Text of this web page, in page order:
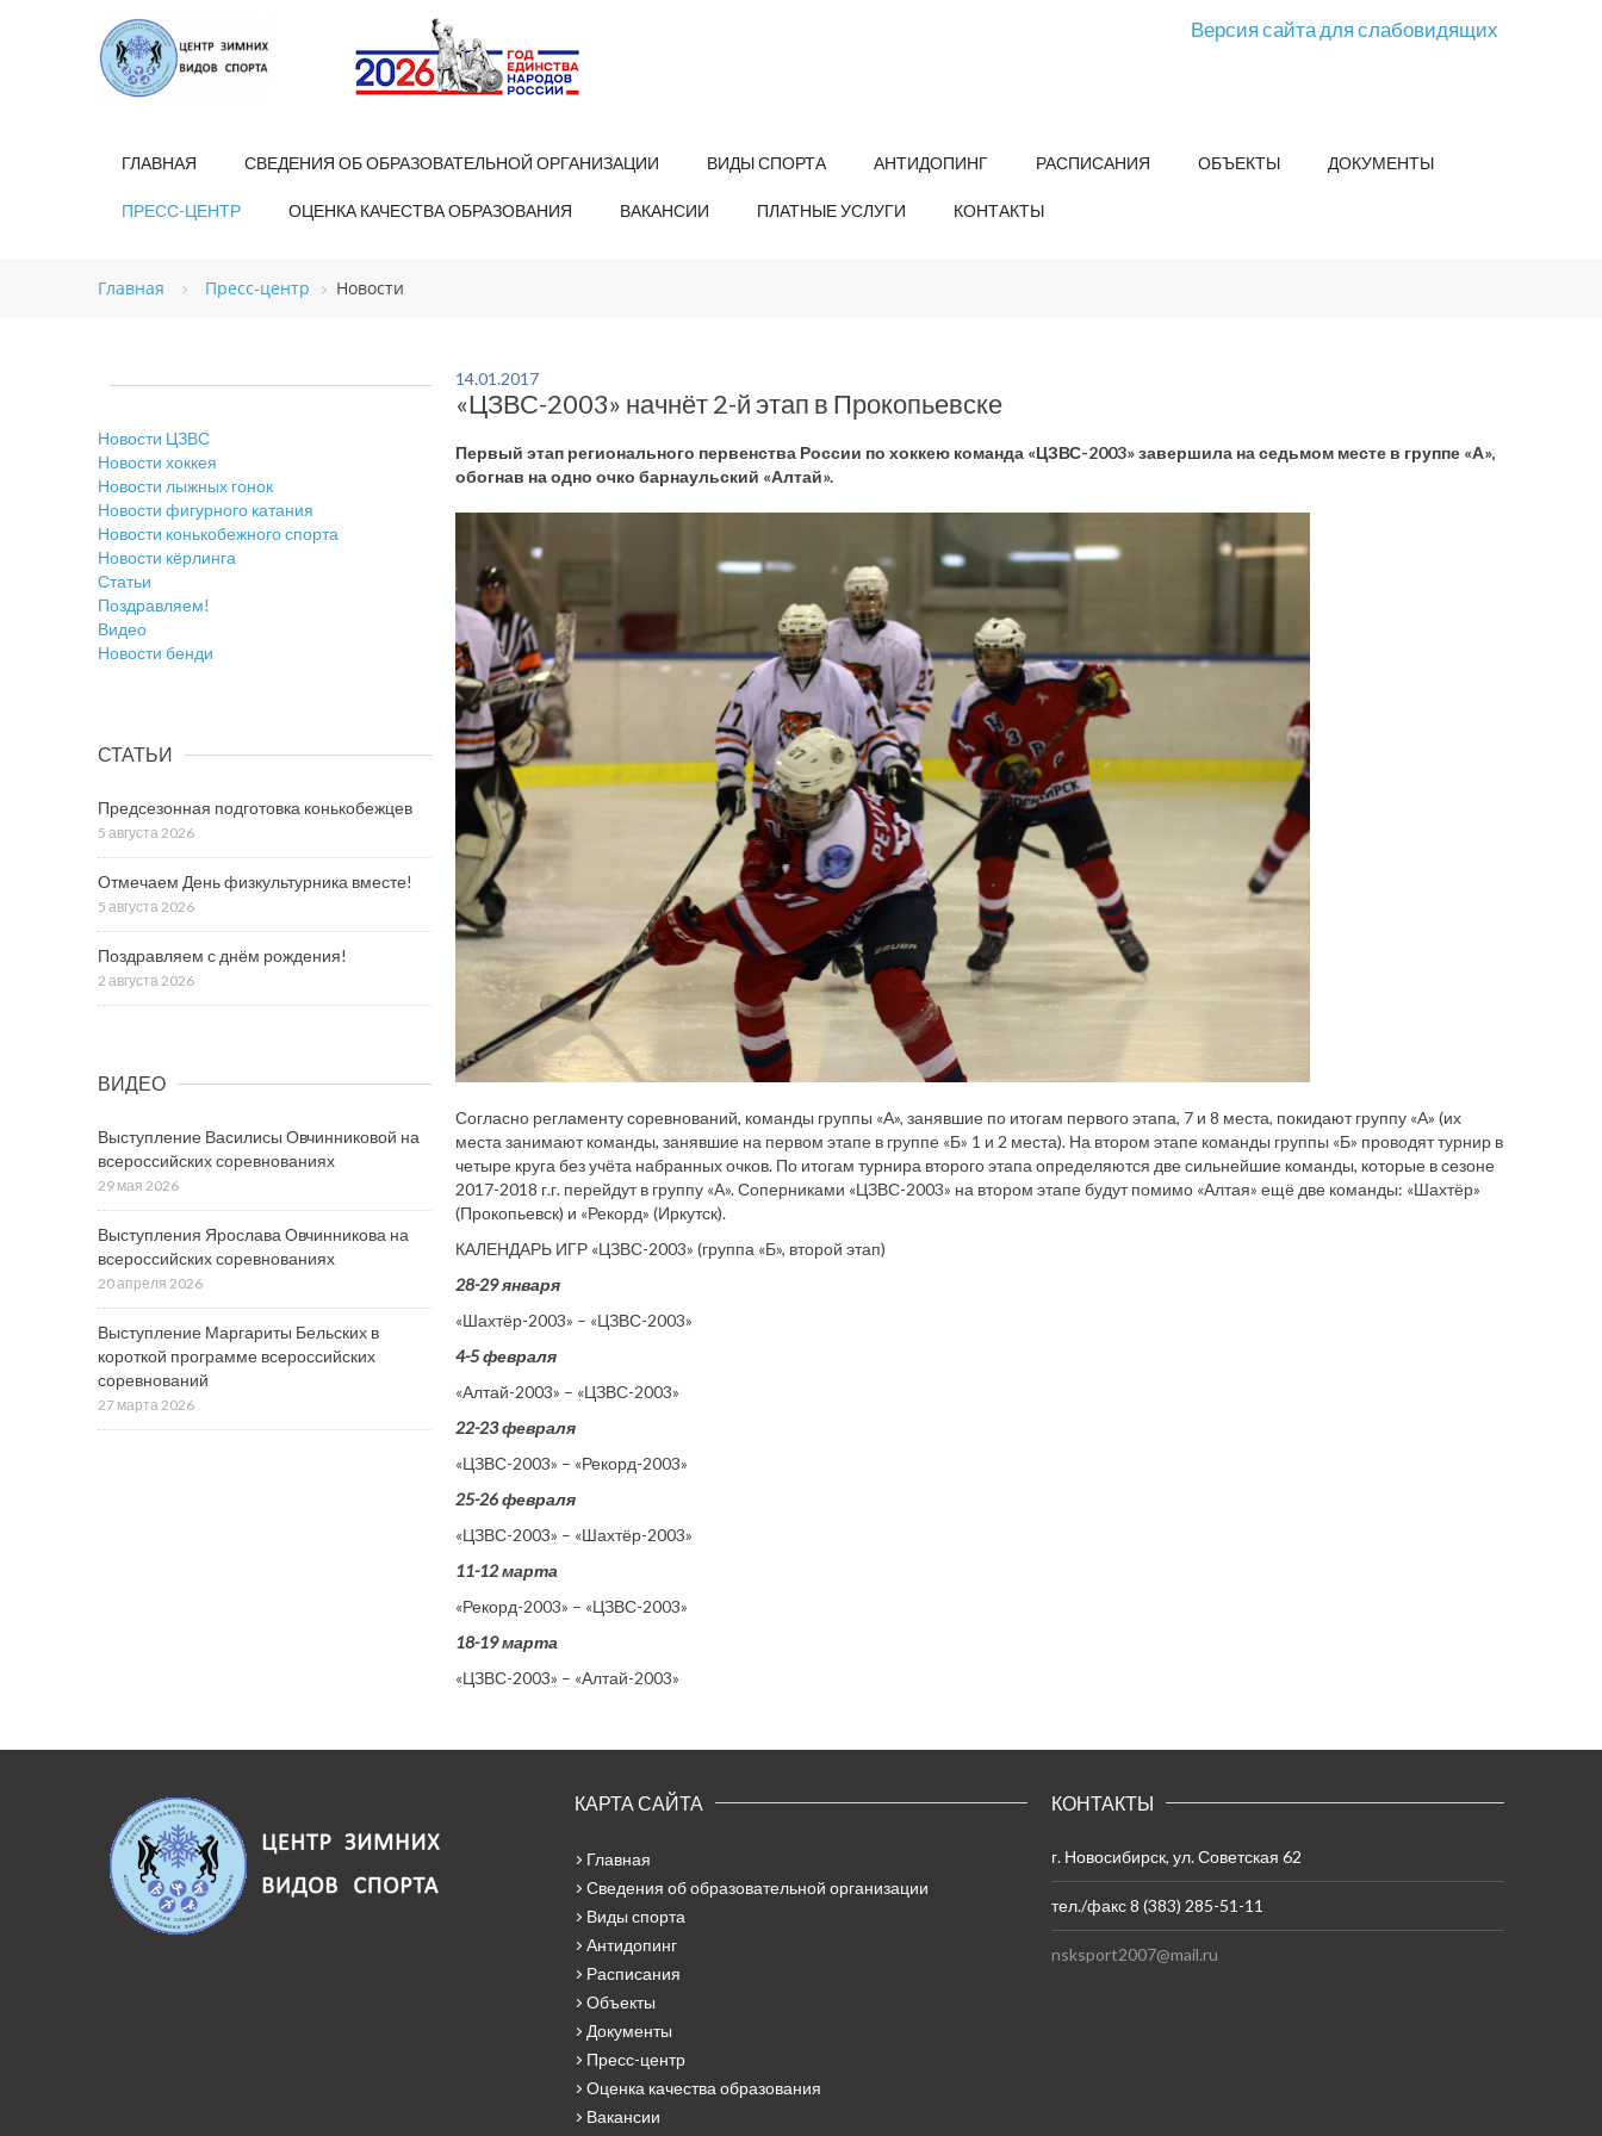
Версия сайта для слабовидящих
ГЛАВНАЯ СВЕДЕНИЯ ОБ ОБРАЗОВАТЕЛЬНОЙ ОРГАНИЗАЦИИ ВИДЫ СПОРТА АНТИДОПИНГ РАСПИСАНИЯ ОБЪЕКТЫ ДОКУМЕНТЫ
ПРЕСС-ЦЕНТР ОЦЕНКА КАЧЕСТВА ОБРАЗОВАНИЯ ВАКАНСИИ ПЛАТНЫЕ УСЛУГИ КОНТАКТЫ
Главная Пресс-центр Новости
14.01.2017
«ЦЗВС-2003» начнёт 2-й этап в Прокопьевске
Первый этап регионального первенства России по хоккею команда «ЦЗВС-2003» завершила на седьмом месте в группе «А»,
обогнав на одно очко барнаульский «Алтай».
Согласно регламенту соревнований, команды группы «А», занявшие по итогам первого этапа, 7 и 8 места, покидают группу «А» (их
места занимают команды, занявшие на первом этапе в группе «Б» 1 и 2 места). На втором этапе команды группы «Б» проводят турнир в
четыре круга без учёта набранных очков. По итогам турнира второго этапа определяются две сильнейшие команды, которые в сезоне
2017-2018 г.г. перейдут в группу «А». Соперниками «ЦЗВС-2003» на втором этапе будут помимо «Алтая» ещё две команды: «Шахтёр»
(Прокопьевск) и «Рекорд» (Иркутск).
КАЛЕНДАРЬ ИГР «ЦЗВС-2003» (группа «Б», второй этап)
28-29 января
«Шахтёр-2003» – «ЦЗВС-2003»
4-5 февраля
«Алтай-2003» – «ЦЗВС-2003»
22-23 февраля
«ЦЗВС-2003» – «Рекорд-2003»
25-26 февраля
«ЦЗВС-2003» – «Шахтёр-2003»
11-12 марта
«Рекорд-2003» – «ЦЗВС-2003»
18-19 марта
«ЦЗВС-2003» – «Алтай-2003»
Новости ЦЗВС
Новости хоккея
Новости лыжных гонок
Новости фигурного катания
Новости конькобежного спорта
Новости кёрлинга
Статьи
Поздравляем!
Видео
Новости бенди
СТАТЬИ
Предсезонная подготовка конькобежцев
5 августа 2026
Отмечаем День физкультурника вместе!
5 августа 2026
Поздравляем с днём рождения!
2 августа 2026
ВИДЕО
Выступление Василисы Овчинниковой на
всероссийских соревнованиях
29 мая 2026
Выступления Ярослава Овчинникова на
всероссийских соревнованиях
20 апреля 2026
Выступление Маргариты Бельских в
короткой программе всероссийских
соревнований
27 марта 2026
КАРТА САЙТА
Главная
Сведения об образовательной организации
Виды спорта
Антидопинг
Расписания
Объекты
Документы
Пресс-центр
Оценка качества образования
Вакансии
КОНТАКТЫ
г. Новосибирск, ул. Советская 62
тел./факс 8 (383) 285-51-11
nsksport2007@mail.ru